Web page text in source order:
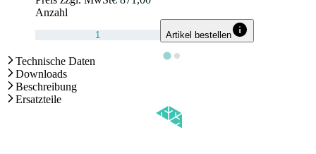
Anzahl
Artikel bestellen
Technische Daten
Downloads
Beschreibung
Ersatzteile